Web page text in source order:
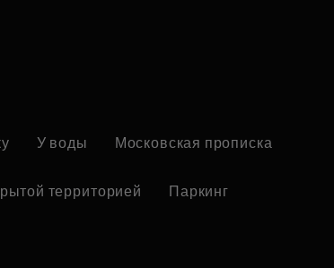
У воды Московская прописка
территорией Паркинг